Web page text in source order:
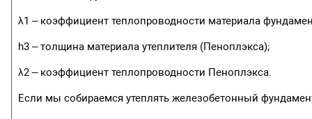
λ1 – коэффициент теплопроводности материала
h3 – толщина материала утеплителя (Пеноплэкса);
λ2 – коэффициент теплопроводности Пеноплэкса.
Если мы собираемся утеплять железобетонный